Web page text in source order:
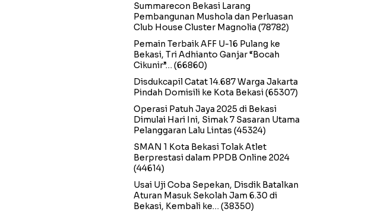
Summarecon Bekasi Larang
Pembangunan Mushola dan Perluasan
Club House Cluster Magnolia (78782)
Pemain Terbaik AFF U-16 Pulang ke
Bekasi, Tri Adhianto Ganjar “Bocah
Cikunir”… (66860)
Disdukcapil Catat 14.687 Warga Jakarta
Pindah Domisili ke Kota Bekasi(65307)
Operasi Patuh Jaya 2025 di Bekasi
Dimulai Hari Ini, Simak 7 Sasaran Utama
Pelanggaran Lalu Lintas (45324)
SMAN 1 Kota Bekasi Tolak Atlet
Berprestasi dalam PPDB Online 2024
(44614)
Usai Uji Coba Sepekan, Disdik Batalkan
Aturan Masuk Sekolah Jam 6.30 di
Bekasi, Kembali ke… (38350)